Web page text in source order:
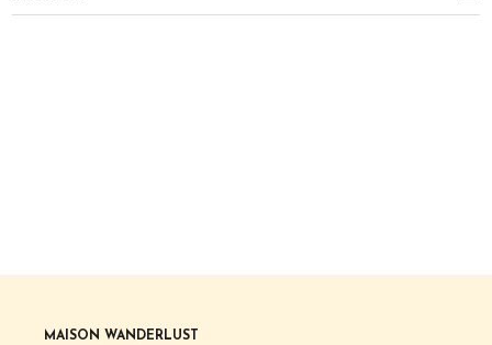
MAISON WANDERLUST